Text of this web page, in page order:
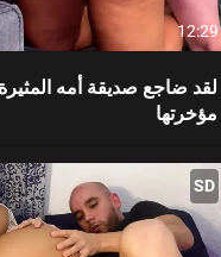
12:29
لقد ضاجع صديقة أمه
مؤخرتها
SD